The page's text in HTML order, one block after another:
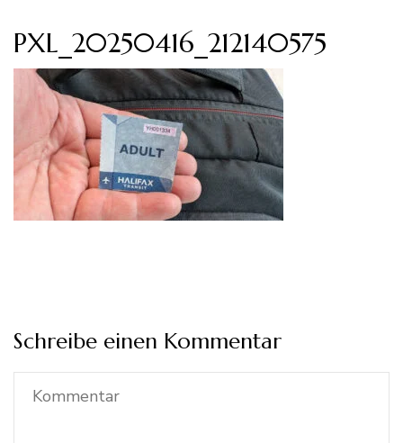
PXL_20250416_212140575
Schreibe einen Kommentar